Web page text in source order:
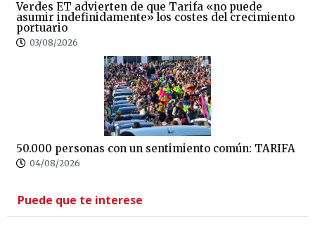
Verdes ET advierten de que Tarifa «no puede
asumir indefinidamente» los costes del crecimiento
portuario
03/08/2026
50.000 personas con un sentimiento común: TARIFA
04/08/2026
Puede que te interese